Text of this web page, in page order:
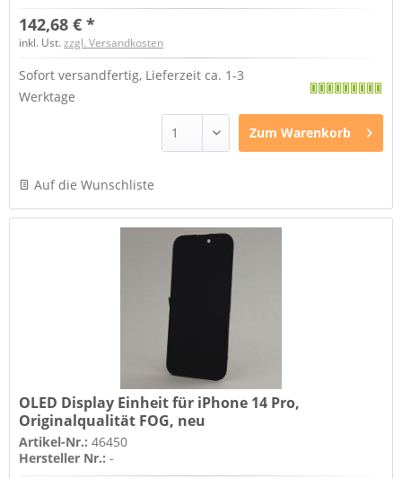
142,68 € *
inkl. Ust.zzgl. Versandkosten
Sofort versandfertig, Lieferzeit ca. 1-3
Werktage
Zum Warenkorb
Auf die Wunschliste
OLED Display Einheit für iPhone 14 Pro,
Originalqualität FOG, neu
Artikel-Nr.:46450
Hersteller Nr.:-